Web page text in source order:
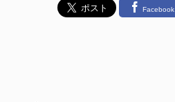
Facebook